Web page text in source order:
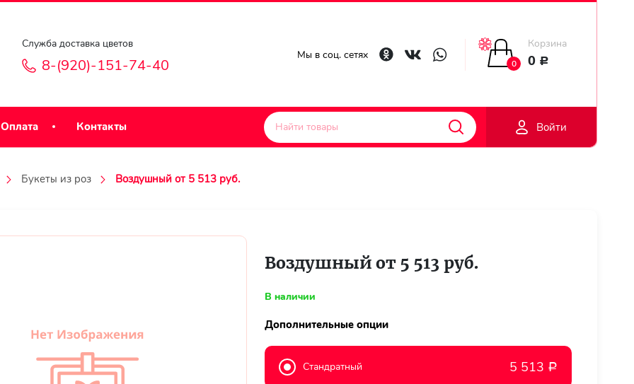
Доставка
Служба доставка цветов
8-(920)-151-74-40
Мы в соц. сетях
0
Корзина
0 Р
Оплата Контакты Войти
Букеты из роз Воздушный от 5 513 руб.
Воздушный от 5 513 руб.
В наличии
Дополнительные опции
Стандратный 5 513 Р